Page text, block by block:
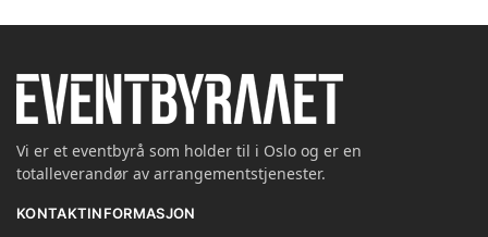
Vi er et eventbyrå som holder til i Oslo og er en
totalleverandør av arrangementstjenester.
KONTAKTINFORMASJON